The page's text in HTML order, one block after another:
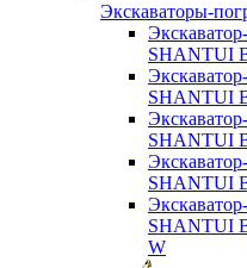
Экскаваторы-
SHANTUI
SHANTUI
SHANTUI
SHANTUI
SHANTUI
W